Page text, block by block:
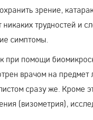
зрение,
трудностей и
симптомы.
при помощи
врачом на
сразу же. Кроме
(визометрия),